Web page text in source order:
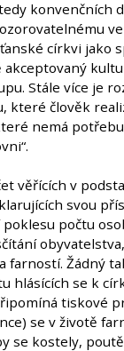
konvenčních
církvi jako
akceptovaný
Stále více je
které člověk
nemá
věřících v
svou
počtu
farností. Žádný
hlásících se k
tiskové
se v životě
se kostely,